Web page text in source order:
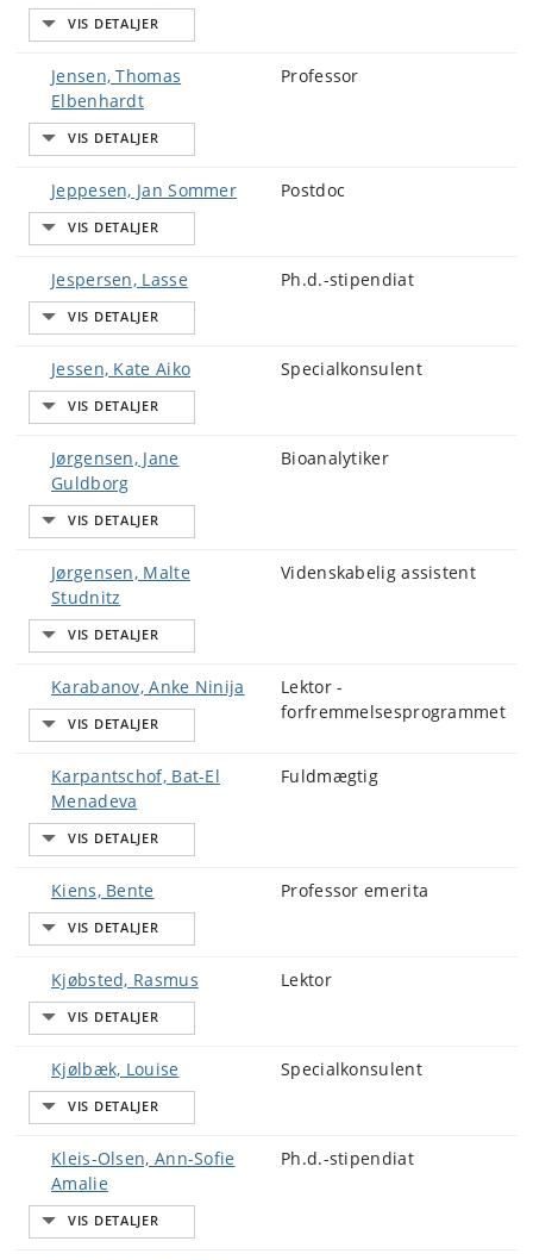
Jensen, Thomas
Elbenhardt
Professor
Jeppesen, Jan Sommer Postdoc
Jespersen, Lasse Ph.d.-stipendiat
Jessen, Kate Aiko Specialkonsulent
Jørgensen, Jane
Guldborg
Bioanalytiker
Jørgensen, Malte
Studnitz
Videnskabelig assistent
Karabanov, Anke Ninija
Lektor -
forfremmelsesprogrammet
Karpantschof, Bat-El
Menadeva
Fuldmægtig
Kiens, Bente Professor emerita
Kjøbsted, Rasmus Lektor
Kjølbæk, Louise Specialkonsulent
Kleis-Olsen, Ann-Sofie
Amalie
Ph.d.-stipendiat